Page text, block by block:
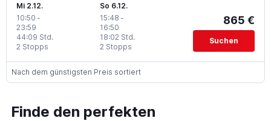
Mi 2.12.
10:50 -
23:59
2 Stopps
44:09 Std.
So 6.12.
15:48 -
16:50
2 Stopps
18:02 Std.
865 €
Suchen
Nach dem günstigsten Preis sortiert
Finde den perfekten